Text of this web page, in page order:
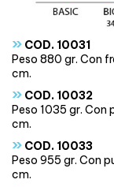
» COD. 10031
Peso 880 gr. Con
cm.
» COD. 10032
Peso 1035 gr. Con
cm.
» COD. 10033
Peso 955 gr. Con
cm.